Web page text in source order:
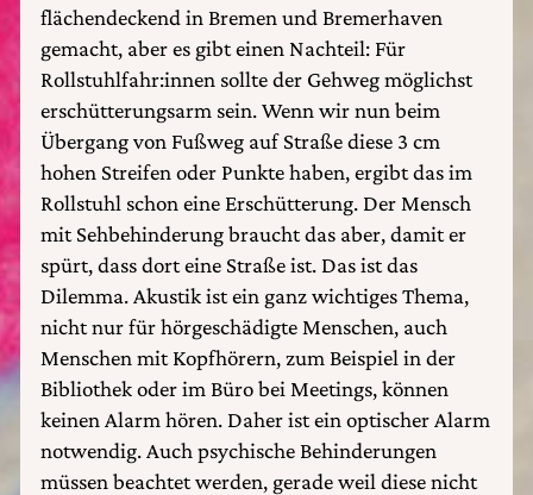
flächendeckend in Bremen und Bremerhaven
gemacht, aber es gibt einen Nachteil: Für
Rollstuhlfahr:innen sollte der Gehweg möglichst
erschütterungsarm sein. Wenn wir nun beim
Übergang von Fußweg auf Straße diese 3 cm
hohen Streifen oder Punkte haben, ergibt das im
Rollstuhl schon eine Erschütterung. Der Mensch
mit Sehbehinderung braucht das aber, damit er
spürt, dass dort eine Straße ist. Das ist das
Dilemma. Akustik ist ein ganz wichtiges Thema,
nicht nur für hörgeschädigte Menschen, auch
Menschen mit Kopfhörern, zum Beispiel in der
Bibliothek oder im Büro bei Meetings, können
keinen Alarm hören. Daher ist ein optischer Alarm
notwendig. Auch psychische Behinderungen
müssen beachtet werden, gerade weil diese nicht